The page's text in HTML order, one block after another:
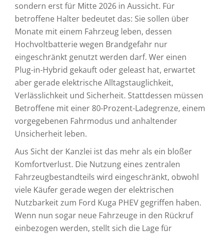
sondern erst für Mitte 2026 in Aussicht. Für
betroffene Halter bedeutet das: Sie sollen über
Monate mit einem Fahrzeug leben, dessen
Hochvoltbatterie wegen Brandgefahr nur
eingeschränkt genutzt werden darf. Wer einen
Plug-in-Hybrid gekauft oder geleast hat, erwartet
aber gerade elektrische Alltagstauglichkeit,
Verlässlichkeit und Sicherheit. Stattdessen müssen
Betroffene mit einer 80-Prozent-Ladegrenze, einem
vorgegebenen Fahrmodus und anhaltender
Unsicherheit leben.
Aus Sicht der Kanzlei ist das mehr als ein bloßer
Komfortverlust. Die Nutzung eines zentralen
Fahrzeugbestandteils wird eingeschränkt, obwohl
viele Käufer gerade wegen der elektrischen
Nutzbarkeit zum Ford Kuga PHEV gegriffen haben.
Wenn nun sogar neue Fahrzeuge in den Rückruf
einbezogen werden, stellt sich die Lage für